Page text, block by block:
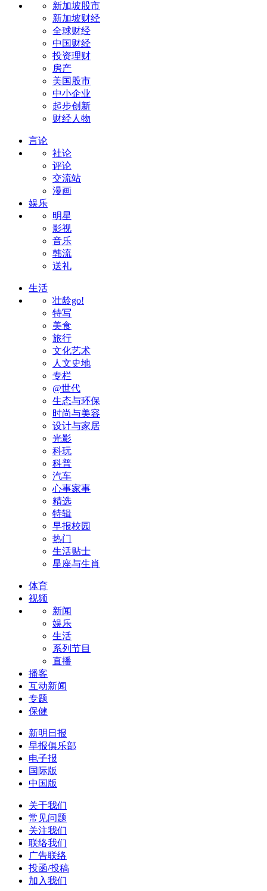
新加坡股市
新加坡财经
全球财经
中国财经
投资理财
房产
美国股市
中小企业
起步创新
财经人物
言论
社论
评论
交流站
漫画
娱乐
明星
影视
音乐
韩流
送礼
生活
壮龄go!
特写
美食
旅行
文化艺术
人文史地
专栏
@世代
生态与环保
时尚与美容
设计与家居
光影
科玩
科普
汽车
心事家事
精选
特辑
早报校园
热门
生活贴士
星座与生肖
体育
视频
新闻
娱乐
生活
系列节目
直播
播客
互动新闻
专题
保健
新明日报
早报俱乐部
电子报
国际版
中国版
关于我们
常见问题
关注我们
联络我们
广告联络
投函/投稿
加入我们